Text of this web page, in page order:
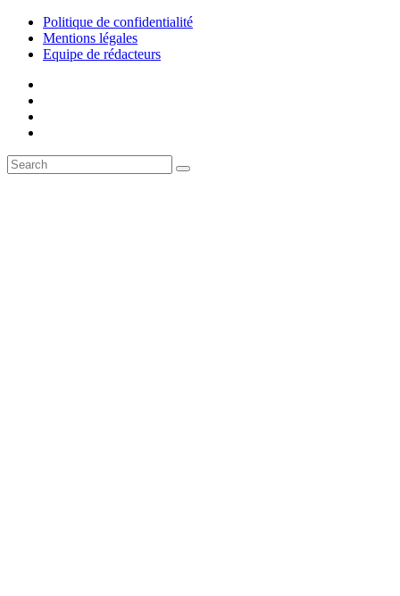
Politique de confidentialité
Mentions légales
Equipe de rédacteurs